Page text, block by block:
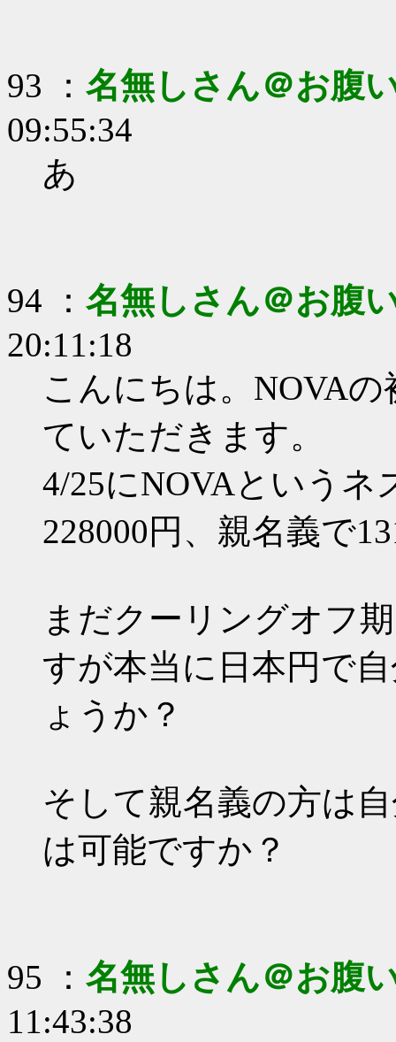
93 ： 名無しさん＠お腹
09:55:34
あ
94 ： 名無しさん＠お腹
20:11:18
こんにちは。NOVA
ていただきます。
4/25にNOVAというネ
228000円、親名義で
まだクーリングオフ
すが本当に日本円で
ょうか？
そして親名義の方は
は可能ですか？
95 ： 名無しさん＠お腹
11:43:38